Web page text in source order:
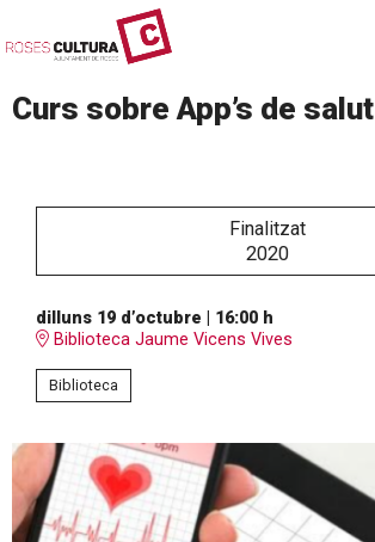
Curs sobre App’s de salut
Finalitzat
2020
dilluns 19 d’octubre
16:00 h
Biblioteca Jaume Vicens Vives
Biblioteca